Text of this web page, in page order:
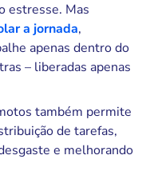
estresse. Mas
a jornada,
apenas dentro do
– liberadas apenas
também permite
de tarefas,
e melhorando